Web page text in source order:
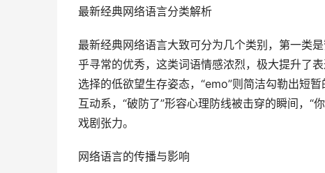
最新经典网络语言分类解析
最新经典网络语言大致可分为几个类别，第一类
乎寻常的优秀，这类词语情感浓烈，极大提升了
选择的低欲望生存姿态，“emo”则简洁勾勒出短
互动系，“破防了”形容心理防线被击穿的瞬间，“
戏剧张力。
网络语言的传播与影响